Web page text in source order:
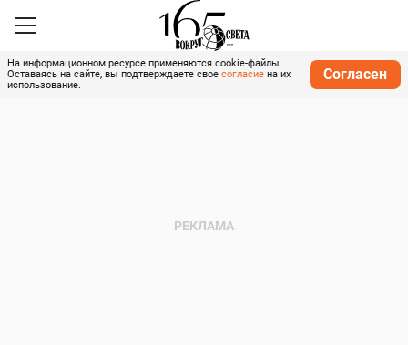
На информационном ресурсе применяются cookie-файлы.
Оставаясь на сайте, вы подтверждаете свое согласие на их
использование.
Согласен